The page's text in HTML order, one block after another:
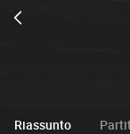
Riassunto